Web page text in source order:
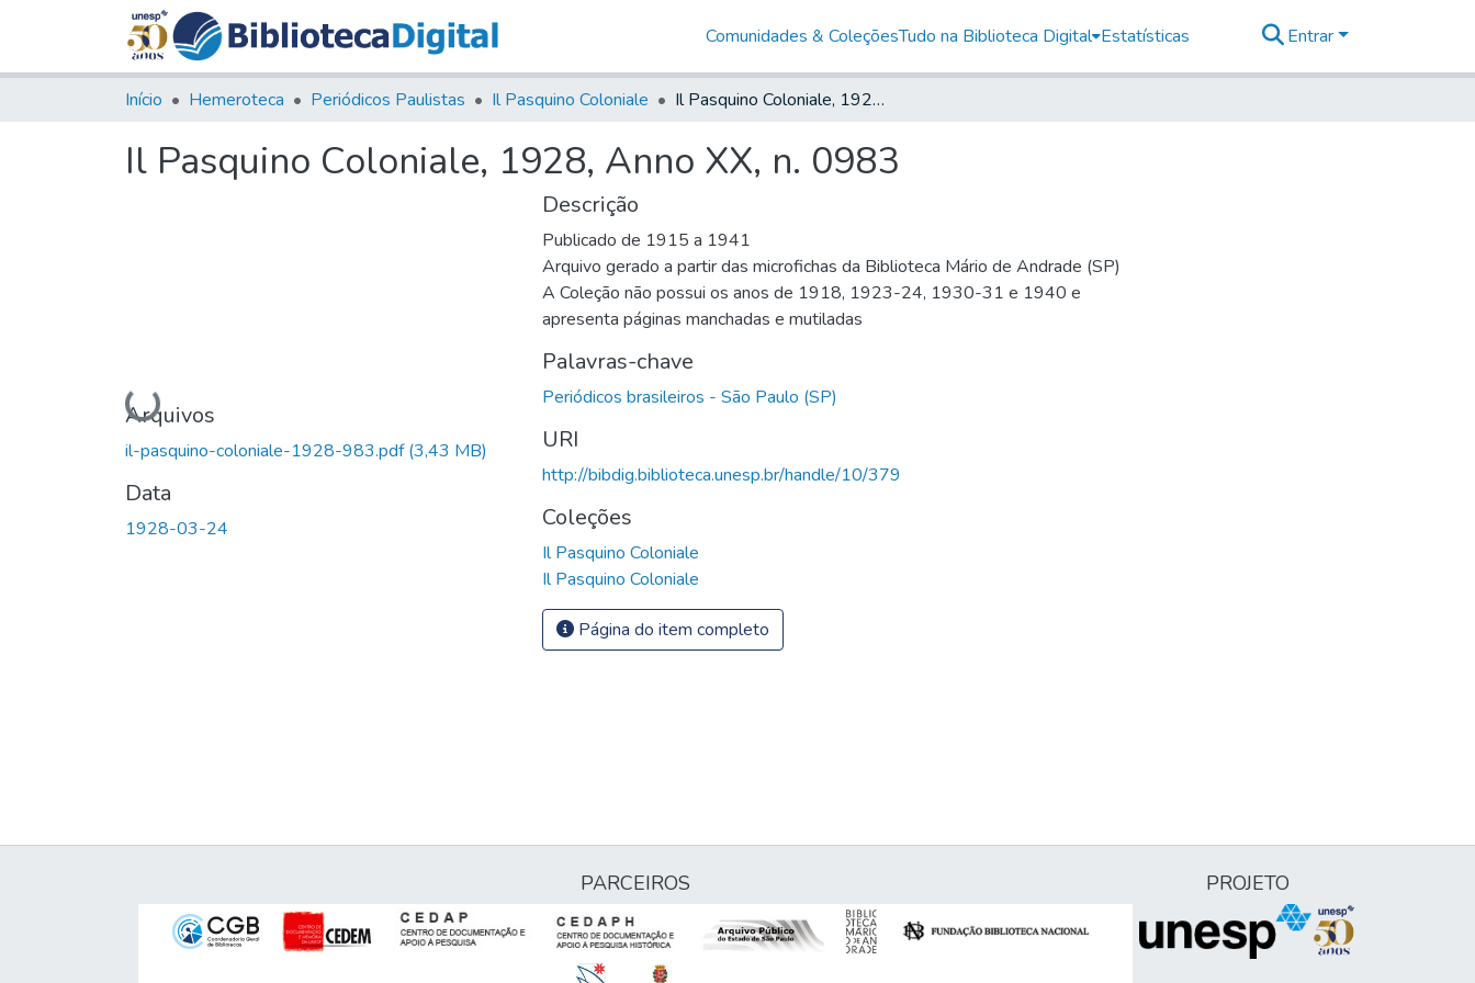
Comunidades & ColeçõesTudo na Biblioteca Digital Estatísticas Entrar
Início Hemeroteca Periódicos Paulistas Il Pasquino Coloniale Il Pasquino Coloniale, 1928, Anno XX, n. 0983
Il Pasquino Coloniale, 1928, Anno XX, n. 0983
Carregando...
Arquivos
il-pasquino-coloniale-1928-983.pdf(3,43 MB)
Data
1928-03-24
Descrição
Publicado de 1915 a 1941
Arquivo gerado a partir das microfichas da Biblioteca Mário de Andrade (SP)
A Coleção não possui os anos de 1918, 1923-24, 1930-31 e 1940 e
apresenta páginas manchadas e mutiladas
Palavras-chave
Periódicos brasileiros - São Paulo (SP)
URI
http://bibdig.biblioteca.unesp.br/handle/10/379
Coleções
Il Pasquino Coloniale
Il Pasquino Coloniale
Página do item completo
PARCEIROS PROJETO